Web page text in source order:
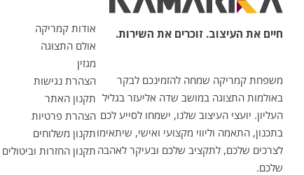
חיים את העיצוב. זוכרים את השירות.
משפחת קמריקה שמחה להזמינכם לבקר
באולמות התצוגה במושב שדה אליעזר בגליל
העליון. יועצי העיצוב שלנו, ישמחו לסייע לכם
בתכנון, התאמה וליווי מקצועי ואישי, שיתאימו
לצרכים שלכם, לתקציב שלכם ובעיקר לאהבה
שלכם.
אודות קמריקה
אולם התצוגה
מגזין
הצהרת נגישות
תקנון האתר
הצהרת פרטיות
תקנון משלוחים
תקנון החזרות וביטולים